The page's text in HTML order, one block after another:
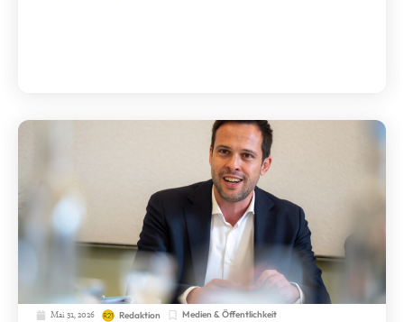
Mai 31, 2026 Redaktion Medien & Öffentlichkeit